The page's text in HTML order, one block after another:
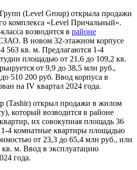
(Level Group) открыла продажи
комплекса «Level Причальный».
возводится в районе
В новом 32-этажном корпусе
563 кв. м. Предлагаются 1-4
площадью от 21,6 до 109,2 кв.
от 9,9 до 38,5 млн руб.,
510 200 руб. Ввод корпуса в
на IV квартал 2024 года.
(Tashir) открыл продажи в жилом
который возводится в районе
их совокупная площадь 36
4 комнатные квартиры площадью
от 23,3 до 65,4 млн руб., или
кв. м. Ввод в эксплуатацию
года.